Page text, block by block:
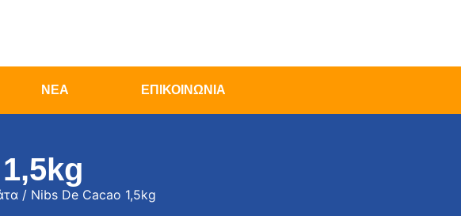
ΝΕΑ ΕΠΙΚΟΙΝΩΝΙΑ
/ Nibs De Cacao 1,5kg